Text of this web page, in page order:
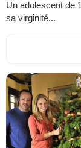
Un adolescent de
sa virginité...